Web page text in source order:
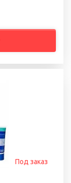
Под заказ